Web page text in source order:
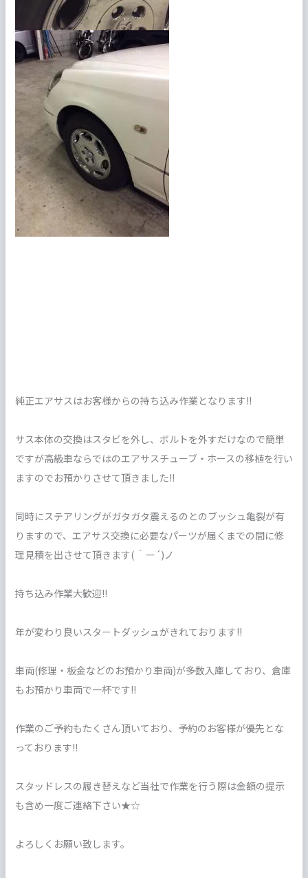
純正エアサスはお客様からの持ち込み作業となります!!
サス本体の交換はスタビを外し、ボルトを外すだけなので簡単
ですが高級車ならではのエアサスチューブ・ホースの移植を行い
ますのでお預かりさせて頂きました!!
同時にステアリングがガタガタ震えるのとのブッシュ亀裂が有
りますので、エアサス交換に必要なパーツが届くまでの間に修
理見積を出させて頂きます( ｀ー´)ノ
持ち込み作業大歓迎!!
年が変わり良いスタートダッシュがきれております!!
車両(修理・板金などのお預かり車両)が多数入庫しており、倉庫
もお預かり車両で一杯です!!
作業のご予約もたくさん頂いており、予約のお客様が優先とな
っております!!
スタッドレスの履き替えなど当社で作業を行う際は金額の提示
も含め一度ご連絡下さい★☆
よろしくお願い致します。